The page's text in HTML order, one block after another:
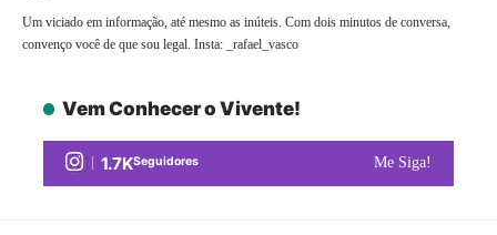
Um viciado em informação, até mesmo as inúteis. Com dois minutos de conversa,
convenço você de que sou legal. Insta: _rafael_vasco
Vem Conhecer o Vivente!
1.7KSeguidores Me Siga!